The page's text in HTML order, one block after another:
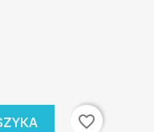
favorite_border